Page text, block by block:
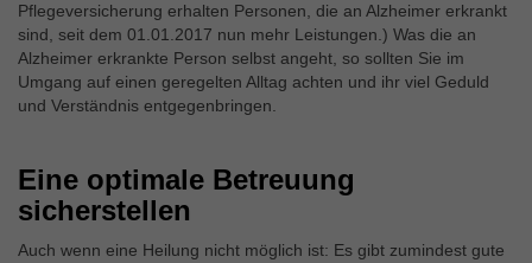
Pflegeversicherung erhalten Personen, die an Alzheimer erkrankt
sind, seit dem 01.01.2017 nun mehr Leistungen.) Was die an
Alzheimer erkrankte Person selbst angeht, so sollten Sie im
Umgang auf einen geregelten Alltag achten und ihr viel Geduld
und Verständnis entgegenbringen.
Eine optimale Betreuung
sicherstellen
Auch wenn eine Heilung nicht möglich ist: Es gibt zumindest gute